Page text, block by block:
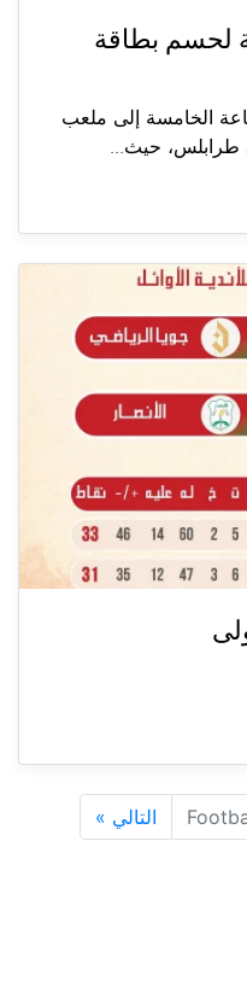
90 دقيقة لحسم بطاقة
الخامسة إلى ملعب
حيث...
التالي »